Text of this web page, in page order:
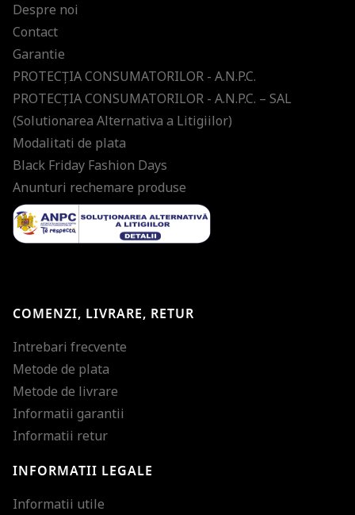
Despre noi
Contact
Garantie
PROTECŢIA CONSUMATORILOR - A.N.P.C.
PROTECŢIA CONSUMATORILOR - A.N.P.C. – SAL
(Solutionarea Alternativa a Litigiilor)
Modalitati de plata
Black Friday Fashion Days
Anunturi rechemare produse
COMENZI, LIVRARE, RETUR
Intrebari frecvente
Metode de plata
Metode de livrare
Informatii garantii
Informatii retur
INFORMATII LEGALE
Informatii utile